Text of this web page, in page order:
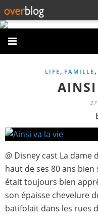
LIFE , FAMILLE ,
27
@ Disney cast La dame
haut de ses 80 ans
était toujours bien
son épaisse chevelure
batifolait dans les rues